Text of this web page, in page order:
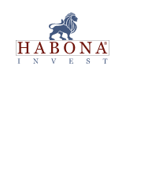
Habona Invest GmbH